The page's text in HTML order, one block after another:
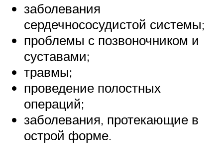
заболевания
сердечнососудистой системы;
проблемы с позвоночником и
суставами;
травмы;
проведение полостных
операций;
заболевания, протекающие в
острой форме.